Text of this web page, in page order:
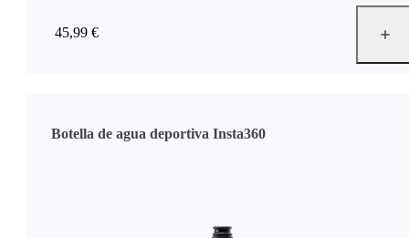
45,99 €
Botella de agua deportiva Insta360